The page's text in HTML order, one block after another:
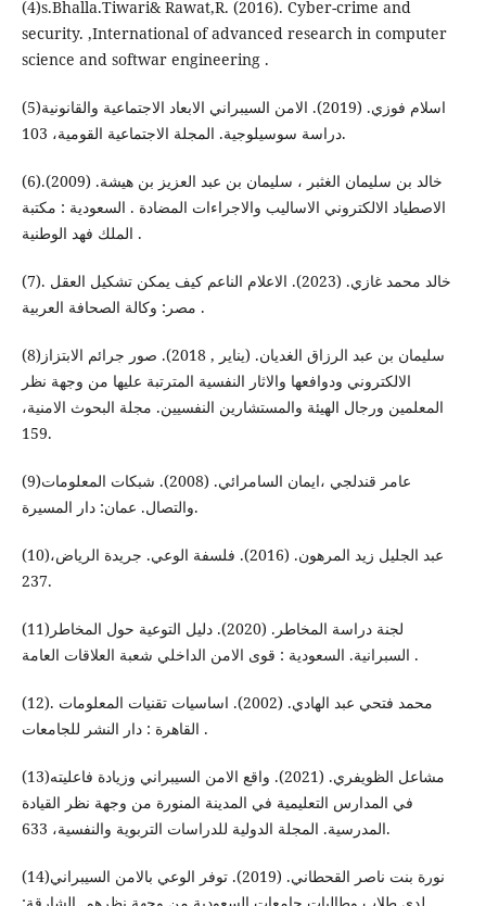
(4)s.Bhalla.Tiwari& Rawat,R. (2016). Cyber-crime and
security. ,International of advanced research in computer
science and softwar engineering .
(5)اسلام فوزي. (2019). الامن السيبراني الابعاد الاجتماعية والقانونية
دراسة سوسيلوجية. المجلة الاجتماعية القومية، 103.
(6)خالد بن سليمان الغثبر ، سليمان بن عبد العزيز بن هيشة. (2009).
الاصطياد الالكتروني الاساليب والاجراءات المضادة . السعودية : مكتبة
الملك فهد الوطنية .
(7)خالد محمد غازي. (2023). الاعلام الناعم كيف يمكن تشكيل العقل .
مصر: وكالة الصحافة العربية .
(8)سليمان بن عبد الرزاق الغديان. (يناير , 2018). صور جرائم الابتزاز
الالكتروني ودوافعها والاثار النفسية المترتبة عليها من وجهة نظر
المعلمين ورجال الهيئة والمستشارين النفسيين. مجلة البحوث الامنية،
159.
(9)عامر قندلجي ،ايمان السامرائي. (2008). شبكات المعلومات
والتصال. عمان: دار المسيرة.
(10)عبد الجليل زيد المرهون. (2016). فلسفة الوعي. جريدة الرياض،
237.
(11)لجنة دراسة المخاطر. (2020). دليل التوعية حول المخاطر
السبرانية. السعودية : قوى الامن الداخلي شعبة العلاقات العامة .
(12)محمد فتحي عبد الهادي. (2002). اساسيات تقنيات المعلومات .
القاهرة : دار النشر للجامعات .
(13)مشاعل الظويفري. (2021). واقع الامن السيبراني وزيادة فاعليته
في المدارس التعليمية في المدينة المنورة من وجهة نظر القيادة
المدرسية. المجلة الدولية للدراسات التربوية والنفسية، 633.
(14)نورة بنت ناصر القحطاني. (2019). توفر الوعي بالامن السيبراني